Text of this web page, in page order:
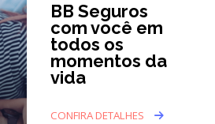
BB Seguros
com você em
todos os
momentos da
vida
CONFIRA DETALHES